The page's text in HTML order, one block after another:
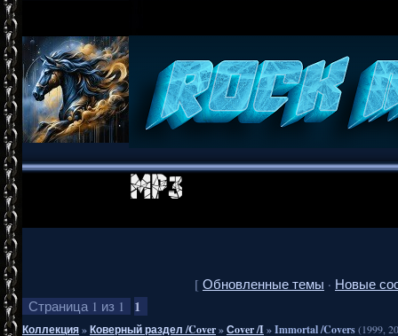
[ Обновленные темы · Новые
Страница 1 из 1 1
Коллекция»Коверный раздел /Cover»Сover /I»Immortal /Covers(1999,